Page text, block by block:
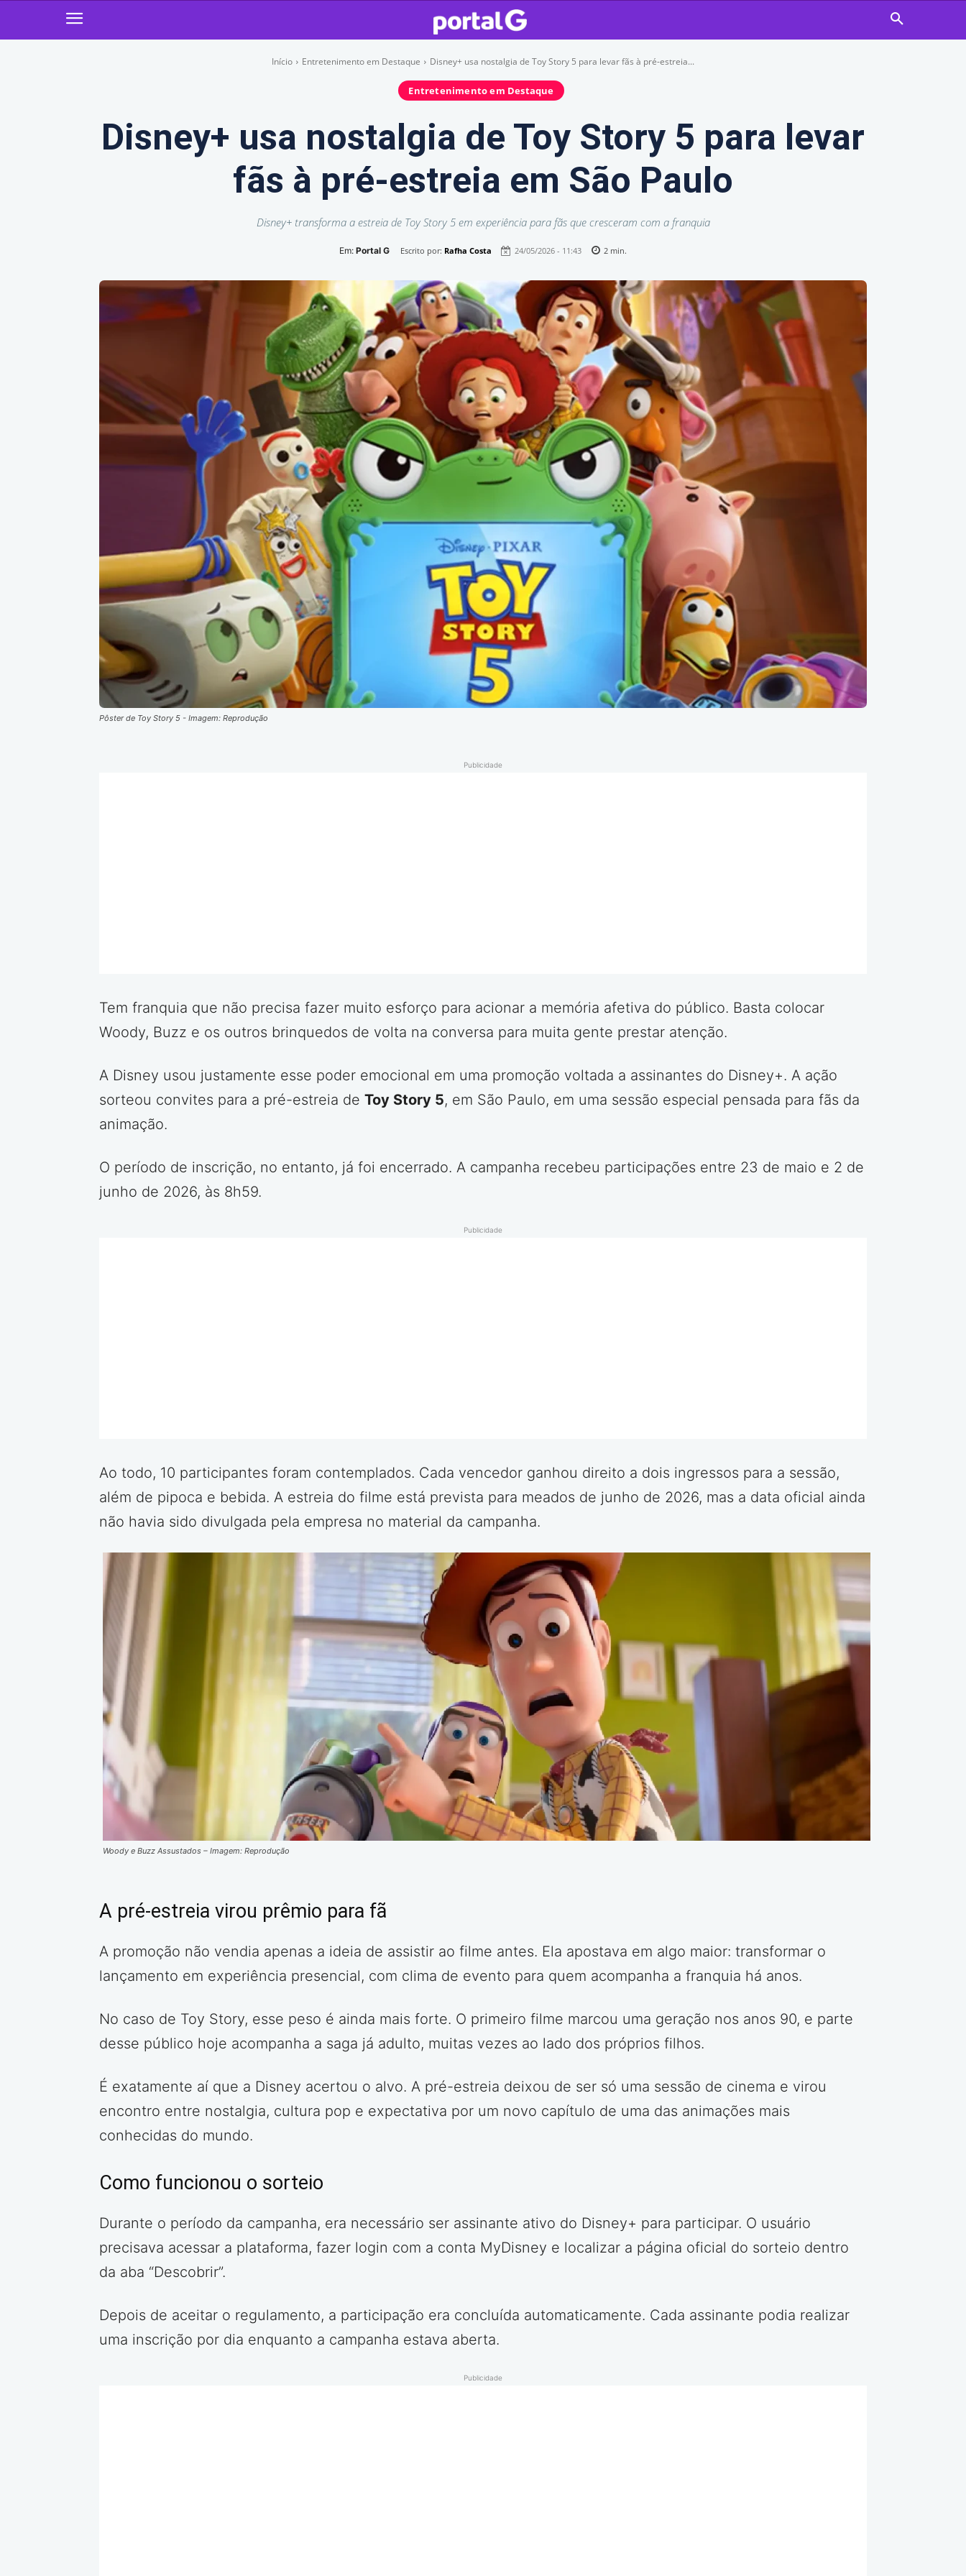
Início Entretenimento em Destaque Disney+ usa nostalgia de Toy Story 5 para levar fãs à pré-estreia...
Entretenimento em Destaque
Disney+ usa nostalgia de Toy Story 5 para levar
fãs à pré-estreia em São Paulo
Disney+ transforma a estreia de Toy Story 5 em experiência para fãs que cresceram com a franquia
Em: Portal G Escrito por: Rafha Costa 24/05/2026 - 11:43 2 min.
Pôster de Toy Story 5 - Imagem: Reprodução
Publicidade
Tem franquia que não precisa fazer muito esforço para acionar a memória afetiva do público. Basta colocar
Woody, Buzz e os outros brinquedos de volta na conversa para muita gente prestar atenção.
A Disney usou justamente esse poder emocional em uma promoção voltada a assinantes do Disney+. A ação
sorteou convites para a pré-estreia de Toy Story 5, em São Paulo, em uma sessão especial pensada para fãs da
animação.
O período de inscrição, no entanto, já foi encerrado. A campanha recebeu participações entre 23 de maio e 2 de
junho de 2026, às 8h59.
Publicidade
Ao todo, 10 participantes foram contemplados. Cada vencedor ganhou direito a dois ingressos para a sessão,
além de pipoca e bebida. A estreia do filme está prevista para meados de junho de 2026, mas a data oficial ainda
não havia sido divulgada pela empresa no material da campanha.
Woody e Buzz Assustados – Imagem: Reprodução
A pré-estreia virou prêmio para fã
A promoção não vendia apenas a ideia de assistir ao filme antes. Ela apostava em algo maior: transformar o
lançamento em experiência presencial, com clima de evento para quem acompanha a franquia há anos.
No caso de Toy Story, esse peso é ainda mais forte. O primeiro filme marcou uma geração nos anos 90, e parte
desse público hoje acompanha a saga já adulto, muitas vezes ao lado dos próprios filhos.
É exatamente aí que a Disney acertou o alvo. A pré-estreia deixou de ser só uma sessão de cinema e virou
encontro entre nostalgia, cultura pop e expectativa por um novo capítulo de uma das animações mais
conhecidas do mundo.
Como funcionou o sorteio
Durante o período da campanha, era necessário ser assinante ativo do Disney+ para participar. O usuário
precisava acessar a plataforma, fazer login com a conta MyDisney e localizar a página oficial do sorteio dentro
da aba “Descobrir”.
Depois de aceitar o regulamento, a participação era concluída automaticamente. Cada assinante podia realizar
uma inscrição por dia enquanto a campanha estava aberta.
Publicidade